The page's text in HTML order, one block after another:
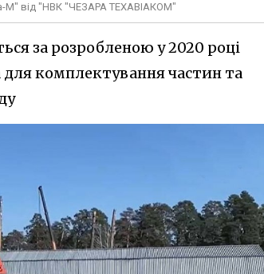
М" від "НВК "ЧЕЗАРА ТЕХАВІАКОМ"
за розробленою у 2020 році
комплектування частин та